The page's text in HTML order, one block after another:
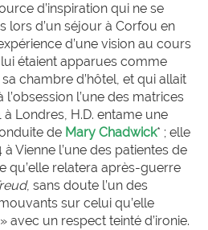
d’inspiration qui ne se
lors d’un séjour à Corfou en
d’une vision au cours
étaient apparues comme
chambre d’hôtel, et qui allait
l’une des matrices
Londres, H.D. entame une
de Mary Chadwick* ; elle
à Vienne l’une des patientes de
qu’elle relatera après-guerre
, sans doute l’un des
sur celui qu’elle
avec un respect teinté d’ironie.